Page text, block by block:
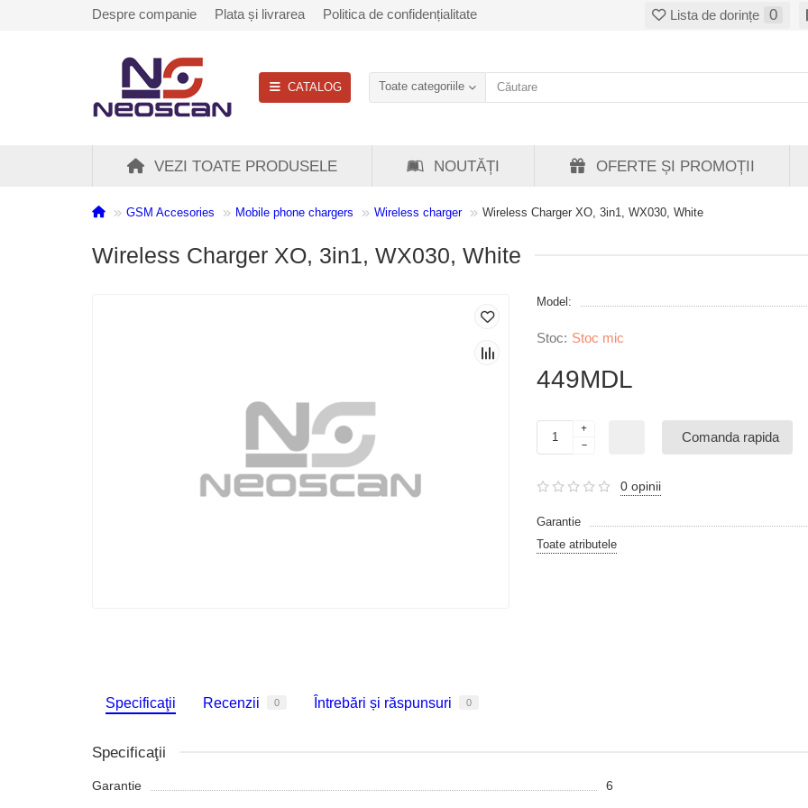
Despre companie Plata și livrarea Politica de confidențialitate Lista de dorințe 0
CATALOG Toate categoriile
VEZI TOATE PRODUSELE NOUTĂȚI OFERTE ȘI PROMOȚII
GSM Accesories Mobile phone chargers Wireless charger Wireless Charger XO, 3in1, WX030, White
Wireless Charger XO, 3in1, WX030, White
Model:
Stoc mic
449MDL
Comanda rapida
0 opinii
Garantie
Toate atributele
Specificaţii Recenzii 0 Întrebări și răspunsuri 0
Specificaţii
Garantie 6